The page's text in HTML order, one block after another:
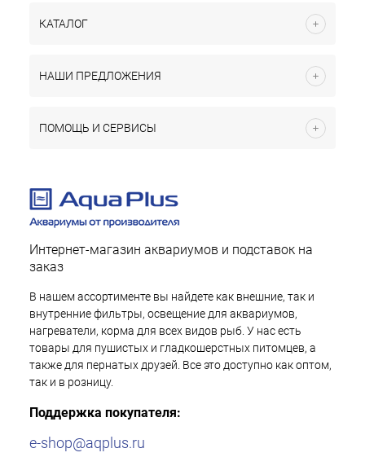
КАТАЛОГ
НАШИ ПРЕДЛОЖЕНИЯ
ПОМОЩЬ И СЕРВИСЫ
Интернет-магазин аквариумов и подставок на
заказ
В нашем ассортименте вы найдете как внешние, так и
внутренние фильтры, освещение для аквариумов,
нагреватели, корма для всех видов рыб. У нас есть
товары для пушистых и гладкошерстных питомцев, а
также для пернатых друзей. Все это доступно как оптом,
так и в розницу.
Поддержка покупателя:
e-shop@aqplus.ru